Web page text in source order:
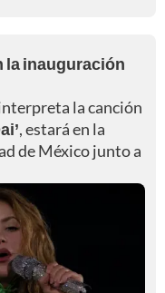
la inauguración
la canción
, estará en la
de México junto a